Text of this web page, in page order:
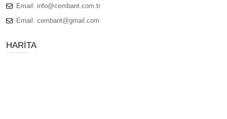
Email: info@cembant.com.tr
Email: cembant@gmail.com
HARITA